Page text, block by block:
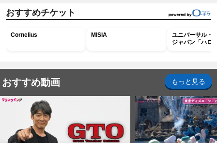
おすすめチケット
Cornelius MISIA
ユニバーサル・
ジャパン「ハロ
おすすめ動画 もっと見る